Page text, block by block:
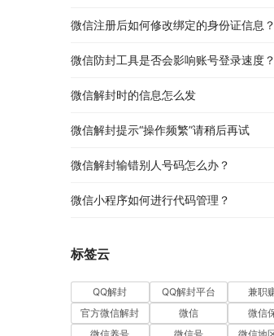
微信注册后如何修改绑定的身份证信息？
微信防封工具是否会影响账号登录速度？
微信解封时的信息怎么发
微信解封提示“操作频繁”请稍后再试
微信解封输错别人号码怎么办？
微信小程序如何进行代码管理？
标签云
QQ解封 QQ解封平台
兼职
官方微信解封
微信
微信